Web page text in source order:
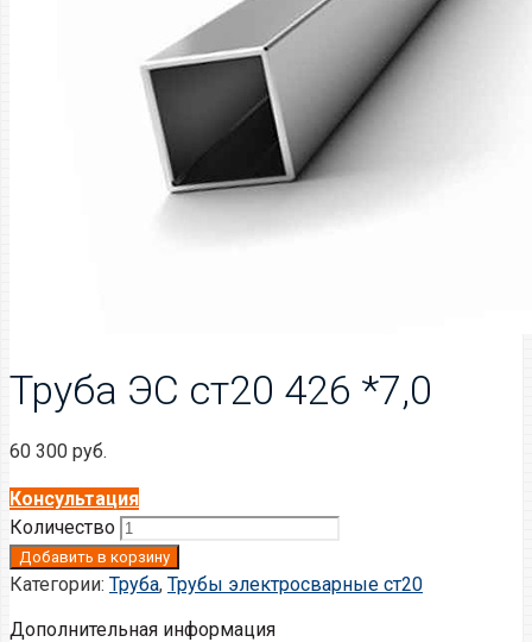
Труба ЭС ст20 426 *7,0
60 300 руб.
Консультация
Количество
Добавить в корзину
Категории: Труба, Трубы электросварные ст20
Дополнительная информация